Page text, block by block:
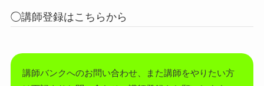
◯講師登録はこちらから
講師バンクへのお問い合わせ、また講師をやりたい方